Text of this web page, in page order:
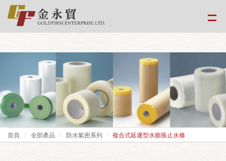
google-site-
verification=EvPoimA01gXxwXCpdefUUxzfHUTmBpMCMS46hwWJ2Xo
首頁 全部產品 防水氣密系列 複合式延遲型水膨脹止水條